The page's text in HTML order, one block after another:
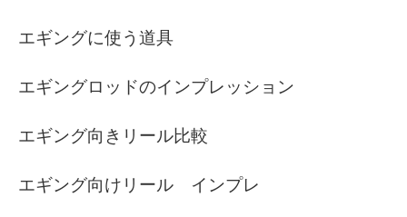
エギングに使う道具
エギングロッドのインプレッション
エギング向きリール比較
エギング向けリール インプレ